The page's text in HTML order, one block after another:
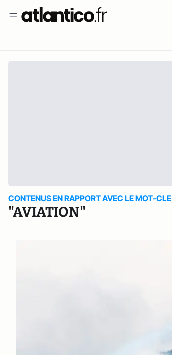
CONTENUS EN RAPPORT AVEC LE MOT-CLE
"AVIATION"